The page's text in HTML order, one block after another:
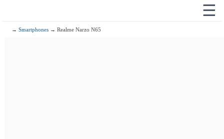
☰
→Smartphones → Realme Narzo N65